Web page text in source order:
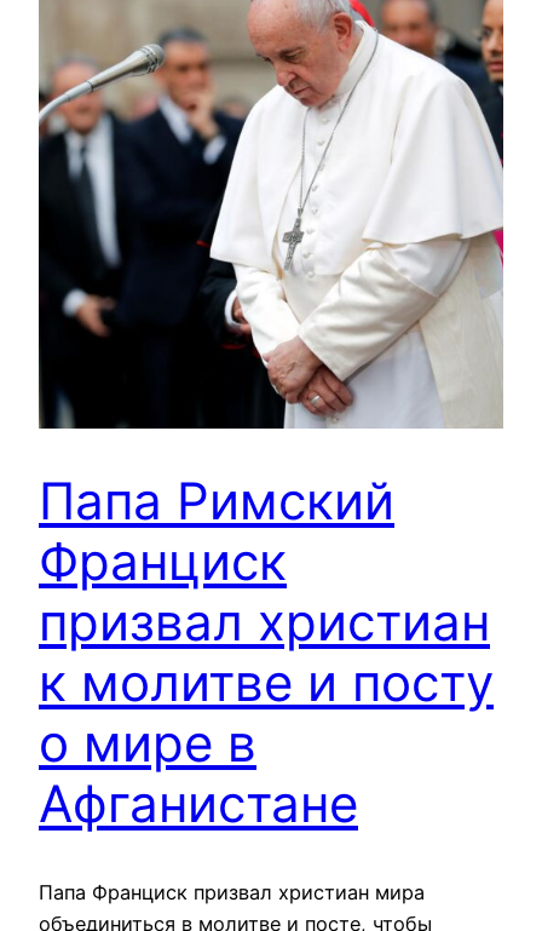
Папа Римский
Франциск
призвал христиан
к молитве и посту
о мире в
Афганистане
Папа Франциск призвал христиан мира
объединиться в молитве и посте, чтобы